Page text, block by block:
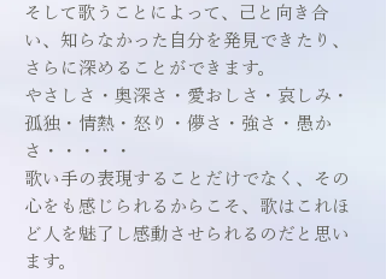
そして歌うことによって、己と向き合
い、知らなかった自分を発見できたり、
さらに深めることができます。
やさしさ・奥深さ・愛おしさ・哀しみ・
孤独・情熱・怒り・儚さ・強さ・愚か
さ・・・・・
歌い手の表現することだけでなく、その
心をも感じられるからこそ、歌はこれほ
ど人を魅了し感動させられるのだと思い
ます。​